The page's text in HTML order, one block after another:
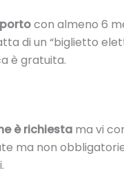
con almeno 6
di un “biglietto
è gratuita.
è richiestama vi
ma non